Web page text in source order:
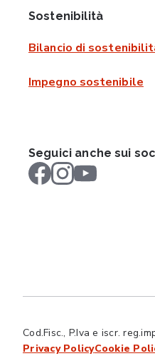
Sostenibilità
Bilancio di
Impegno sostenibile
Seguici anche sui
Cod.Fisc., P.Iva e iscr.
Privacy PolicyCookie